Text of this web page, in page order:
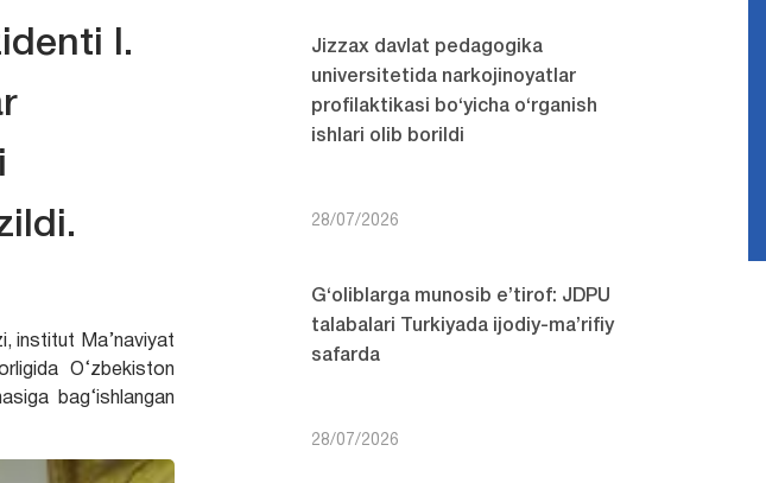
I.
institut Ma’naviyat
O‘zbekiston
bag‘ishlangan
Jizzax davlat pedagogika
universitetida narkojinoyatlar
profilaktikasi bo‘yicha o‘rganish
ishlari olib borildi
28/07/2026
G‘oliblarga munosib e’tirof: JDPU
talabalari Turkiyada ijodiy-ma’rifiy
safarda
28/07/2026